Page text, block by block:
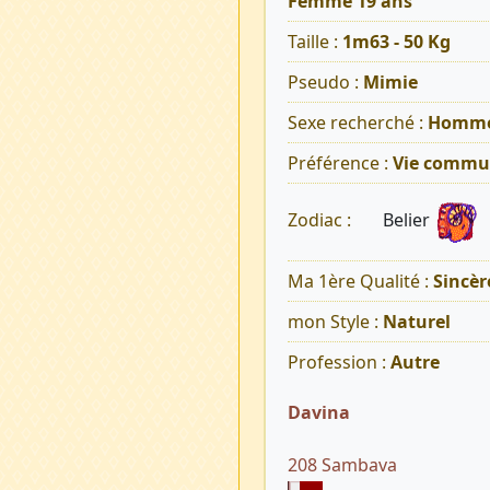
Taille : 1m63 - 50 Kg
Pseudo : Mimie
Sexe recherché :
Préférence : Vie
Zodiac : Belier
Ma 1ère Qualité :
mon Style : Naturel
Profession : Autre
Davina
208 Sambava